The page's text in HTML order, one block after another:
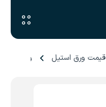
قیمت ورق استیل ورق ۴ آجدار فابریک